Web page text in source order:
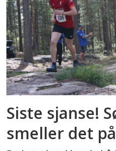
Siste sjanse!
smeller det